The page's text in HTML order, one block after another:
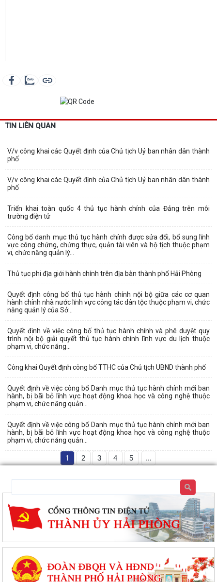
TIN LIÊN QUAN
V/v công khai các Quyết định của Chủ tịch Uỷ ban nhân dân thành
phố
V/v công khai các Quyết định của Chủ tịch Uỷ ban nhân dân thành
phố
Triển khai toàn quốc 4 thủ tục hành chính của Đảng trên môi
trường điện tử
Công bố danh mục thủ tục hành chính được sửa đổi, bổ sung lĩnh
vực công chứng, chứng thực, quản tài viên và hộ tịch thuộc phạm
vi, chức năng quản lý...
Thủ tục phi địa giới hành chính trên địa bàn thành phố Hải Phòng
Quyết định công bố thủ tục hành chính nội bộ giữa các cơ quan
hành chính nhà nước lĩnh vực công tác dân tộc thuộc phạm vi, chức
năng quản lý của Sở...
Quyết định về việc công bố thủ tục hành chính và phê duyệt quy
trình nội bộ giải quyết thủ tục hành chính lĩnh vực du lịch thuộc
phạm vi, chức năng...
Công khai Quyết định công bố TTHC của Chủ tịch UBND thành phố
Quyết định về việc công bố Danh mục thủ tục hành chính mới ban
hành, bị bãi bỏ lĩnh vực hoạt động khoa học và công nghệ thuộc
phạm vi, chức năng quản...
Quyết định về việc công bố Danh mục thủ tục hành chính mới ban
hành, bị bãi bỏ lĩnh vực hoạt động khoa học và công nghệ thuộc
phạm vi, chức năng quản...
1 2 3 4 5 ...